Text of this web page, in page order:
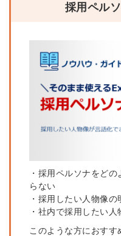
採用ペル
・採用ペルソナをど
らない
・採用したい人物像
・社内で採用したい
このような方におすす